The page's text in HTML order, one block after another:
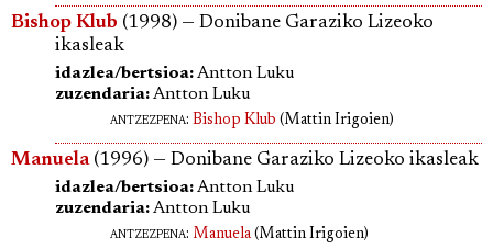
Bishop Klub (1998) — Donibane Garaziko Lizeoko
ikasleak
idazlea/bertsioa:Antton Luku
zuzendaria:Antton Luku
antzezpena: Bishop Klub (Mattin Irigoien)
Manuela(1996) — Donibane Garaziko Lizeoko ikasleak
idazlea/bertsioa:Antton Luku
zuzendaria:Antton Luku
antzezpena: Manuela(Mattin Irigoien)